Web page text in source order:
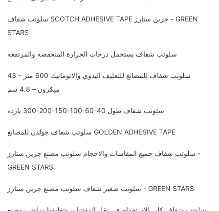
سلوتب شفاف SCOTCH ADHESIVE TAPE جرين ستارز - GREEN
STARS
سلوتب شفاف يستحمل درجات الحرارة المنخفضه والمرتفعه
سلوتب شفاف للمصانع للتغليف اليدوي والاتوماتيك 600 متر – 43
ميكرون – 4.8 سم
سلوتب شفاف طول 40-60-100-150-200-300 يارده
سلوتب شفاف جولدن للمصانع GOLDEN ADHESIVE TAPE
سلوتب شفاف جميع المقاسات والاحجام سلوتب مصنع جرين ستارز -
GREEN STARS
سلوتب صغير شفاف سلوتب مصنع جرين ستارز - GREEN STARS